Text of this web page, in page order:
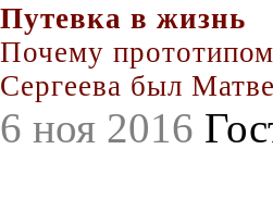
Путевка в жизнь
Почему
Сергеева был
6 ноя 2016